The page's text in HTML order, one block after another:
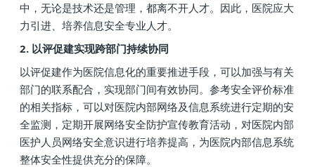
中，无论是技术还是管理，都离不开人才。因此，医院应大
力引进、培养信息安全专业人才。
2. 以评促建实现跨部门持续协同
以评促建作为医院信息化的重要推进手段，可以加强与有关
部门的联系配合，实现部门间有效协同。参考安全评价标准
的相关指标，可以对医院内部网络及信息系统进行定期的安
全监测，定期开展网络安全防护宣传教育活动，对医院内部
医护人员网络安全意识进行培养提高，为医院内部信息系统
整体安全性提供充分的保障。